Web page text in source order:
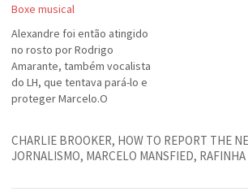
Boxe musical
Alexandre foi então atingido
no rosto por Rodrigo
Amarante, também vocalista
do LH, que tentava pará-lo e
proteger Marcelo.O
Charlie Brown Jr.. Irritado com
declarações feitas por
CHARLIE BROOKER, HOW TO REPORT THE
JORNALISMO, MARCELO MANSFIED,